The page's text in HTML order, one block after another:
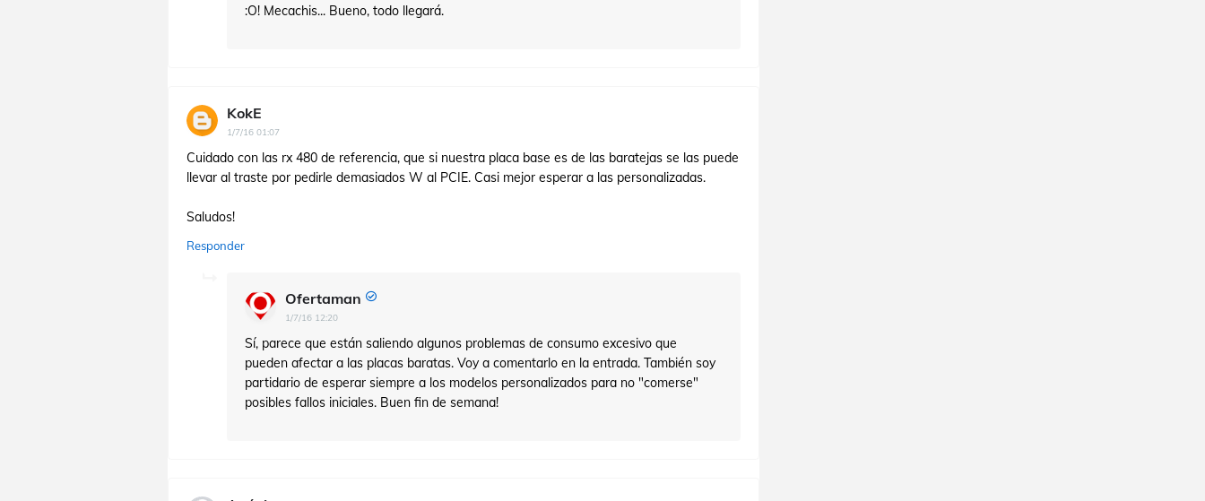
:O! Mecachis... Bueno, todo llegará.
KokE
1/7/16 01:07
Cuidado con las rx 480 de referencia, que si nuestra placa base es de las baratejas se las puede
llevar al traste por pedirle demasiados W al PCIE. Casi mejor esperar a las personalizadas.
Saludos!
Responder
Ofertaman
1/7/16 12:20
Sí, parece que están saliendo algunos problemas de consumo excesivo que
pueden afectar a las placas baratas. Voy a comentarlo en la entrada. También soy
partidario de esperar siempre a los modelos personalizados para no "comerse"
posibles fallos iniciales. Buen fin de semana!